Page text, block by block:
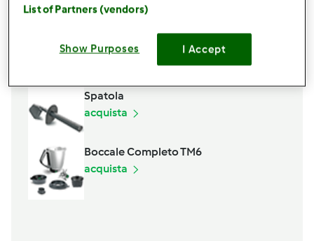
Aggiungi alla lista della spesa
Spatola
acquista
Boccale Completo TM6
acquista
List of Partners (vendors)
Show Purposes I Accept